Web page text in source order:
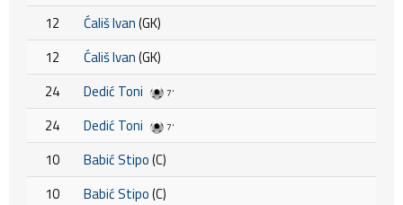
12
Ćališ Ivan(GK)
12
Ćališ Ivan(GK)
24
Dedić Toni 7'
24 Dedić Toni 7'
10 Babić Stipo(C)
10
Babić Stipo(C)